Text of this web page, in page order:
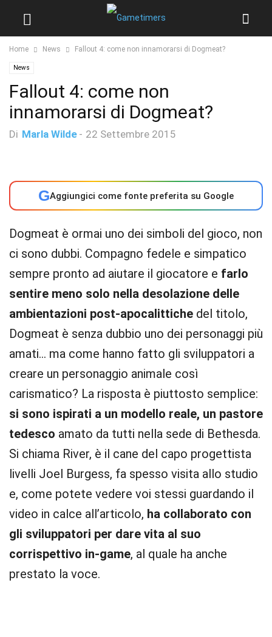
Home News Fallout 4: come non innamorarsi di Dogmeat?
News
Fallout 4: come non
innamorarsi di Dogmeat?
Di Marla Wilde - 22 Settembre 2015
GAggiungici come fonte preferita su Google
Dogmeat è ormai uno dei simboli del gioco, non
ci sono dubbi. Compagno fedele e simpatico
sempre pronto ad aiutare il giocatore e farlo
sentire meno solo nella desolazione delle
ambientazioni post-apocalittiche del titolo,
Dogmeat è senza dubbio uno dei personaggi più
amati… ma come hanno fatto gli sviluppatori a
creare un personaggio animale così
carismatico? La risposta è piuttosto semplice:
si sono ispirati a un modello reale, un pastore
tedesco amato da tutti nella sede di Bethesda.
Si chiama River, è il cane del capo progettista
livelli Joel Burgess, fa spesso visita allo studio
e, come potete vedere voi stessi guardando il
video in calce all’articolo, ha collaborato con
gli sviluppatori per dare vita al suo
corrispettivo in-game, al quale ha anche
prestato la voce.